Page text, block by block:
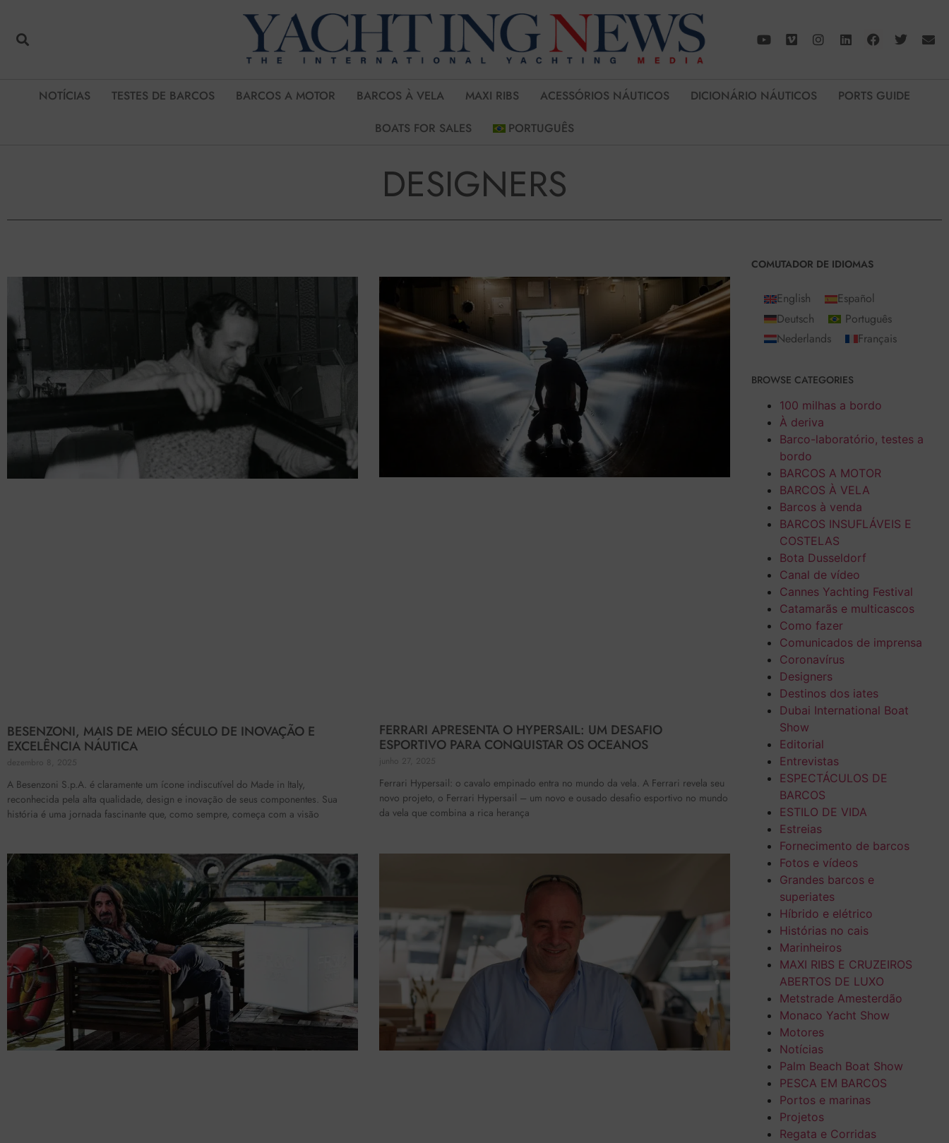
NOTÍCIAS TESTES DE BARCOS BARCOS A MOTOR BARCOS À VELA MAXI RIBS ACESSÓRIOS NÁUTICOS DICIONÁRIO NÁUTICOS
PORTS GUIDE
BOATS FOR SALES
PORTUGUÊS
DESIGNERS
BESENZONI, MAIS DE MEIO SÉCULO DE INOVAÇÃO E
EXCELÊNCIA NÁUTICA
dezembro 8, 2025
A Besenzoni S.p.A. é claramente um ícone indiscutível do Made in Italy,
reconhecida pela alta qualidade, design e inovação de seus componentes. Sua
história é uma jornada fascinante que, como sempre, começa com a visão
FERRARI APRESENTA O HYPERSAIL: UM DESAFIO
ESPORTIVO PARA CONQUISTAR OS OCEANOS
junho 27, 2025
Ferrari Hypersail: o cavalo empinado entra no mundo da vela. A Ferrari revela seu
novo projeto, o Ferrari Hypersail – um novo e ousado desafio esportivo no mundo
da vela que combina a rica herança
COMUTADOR DE IDIOMAS
English
Español
Deutsch
Português
Nederlands
Français
BROWSE CATEGORIES
100 milhas a bordo
À deriva
Barco-laboratório, testes a
bordo
BARCOS A MOTOR
BARCOS À VELA
Barcos à venda
BARCOS INSUFLÁVEIS E
COSTELAS
Bota Dusseldorf
Canal de vídeo
Cannes Yachting Festival
Catamarãs e multicascos
Como fazer
Comunicados de imprensa
Coronavírus
Designers
Destinos dos iates
Dubai International Boat
Show
Editorial
Entrevistas
ESPECTÁCULOS DE
BARCOS
ESTILO DE VIDA
Estreias
Fornecimento de barcos
Fotos e vídeos
Grandes barcos e
superiates
Híbrido e elétrico
Histórias no cais
Marinheiros
MAXI RIBS E CRUZEIROS
ABERTOS DE LUXO
Metstrade Amesterdão
Monaco Yacht Show
Motores
Notícias
Palm Beach Boat Show
PESCA EM BARCOS
Portos e marinas
Projetos
Regata e Corridas